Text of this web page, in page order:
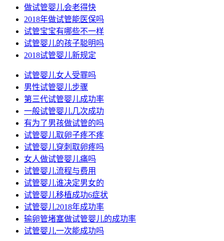
做试管婴儿会老得快
2018年做试管能医保吗
试管宝宝有哪些不一样
试管婴儿的孩子聪明吗
2018试管婴儿新规定
试管婴儿女人受罪吗
男性试管婴儿步骤
第三代试管婴儿成功率
一般试管婴儿几次成功
有为了男孩做试管的吗
试管婴儿取卵子疼不疼
试管婴儿穿刺取卵疼吗
女人做试管婴儿痛吗
试管婴儿流程与费用
试管婴儿谁决定男女的
试管婴儿移植成功6症状
试管婴儿2018年成功率
输卵管堵塞做试管婴儿的成功率
试管婴儿一次能成功吗